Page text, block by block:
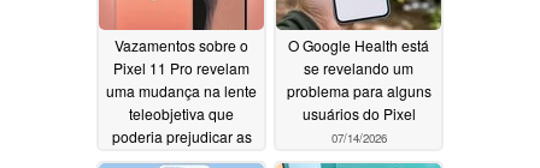
Vazamentos sobre o
Pixel 11 Pro revelam
uma mudança na lente
teleobjetiva que
poderia prejudicar as
fotos em modo
O Google Health está
se revelando um
problema para alguns
usuários do Pixel
07/14/2026